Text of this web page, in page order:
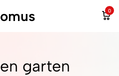
0
garten